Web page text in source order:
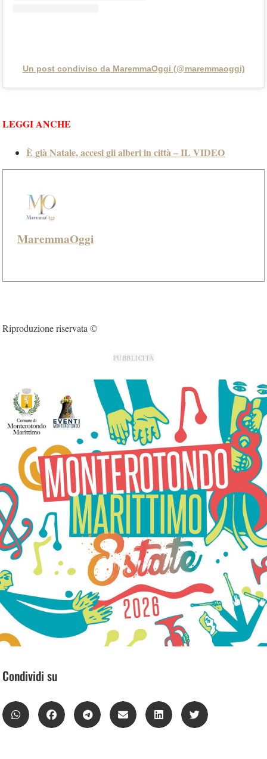
Un post condiviso da MaremmaOggi (@maremmaoggi)
LEGGI ANCHE
È già Natale, accesi gli alberi in città – IL VIDEO
MaremmaOggi
Riproduzione riservata ©
PUBBLICITÀ
Condividi su